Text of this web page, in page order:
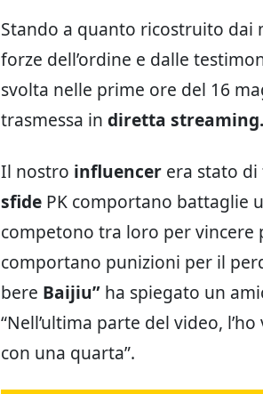
Stando a quanto ricostruito
forze dell’ordine e dalle
svolta nelle prime ore del 16
trasmessa in diretta streaming.
Il nostro influencer era stato
sfide PK comportano battaglie
competono tra loro per vincere
comportano punizioni per il
bere Baijiu” ha spiegato un
“Nell’ultima parte del video,
con una quarta”.